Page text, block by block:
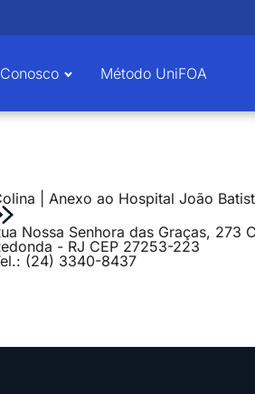
Método UniFOA
| Anexo ao Hospital João
Nossa Senhora das Graças, 273
- RJ CEP 27253-223
(24) 3340-8437